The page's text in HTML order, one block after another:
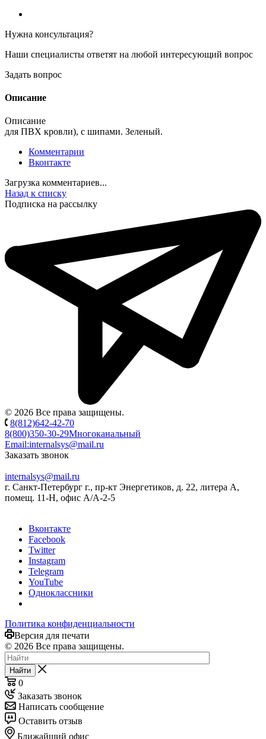
Нужна консультация?
Наши специалисты ответят на любой интересующий вопрос
Задать вопрос
Описание
Описание
для ПВХ кровли), с шипами. Зеленый.
Комментарии
Вконтакте
Загрузка комментариев...
Назад к списку
Подписка на рассылку
© 2026 Все права защищены.
8(812)642-42-70
8(800)350-30-29Многоканальный
Email:internalsys@mail.ru
Заказать звонок
internalsys@mail.ru
г. Санкт-Петербург г., пр-кт Энергетиков, д. 22, литера А,
помещ. 11-Н, офис А/А-2-5
Вконтакте
Facebook
Twitter
Instagram
Telegram
YouTube
Одноклассники
Политика конфиденциальности
Версия для печати
© 2026 Все права защищены.
Найти
0
Заказать звонок
Написать сообщение
Оставить отзыв
Ближайший офис